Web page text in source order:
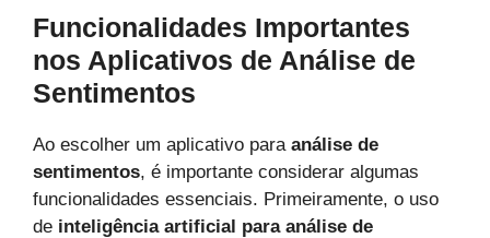
Funcionalidades Importantes
nos Aplicativos de Análise de
Sentimentos
Ao escolher um aplicativo para análise de
sentimentos, é importante considerar algumas
funcionalidades essenciais. Primeiramente, o uso
de inteligência artificial para análise de